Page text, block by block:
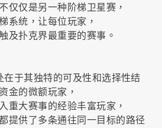
仅仅是另一种阶梯卫星赛，
系统，让每位玩家，
及扑克界最重要的赛事。
在于其独特的可及性和选择性结
金的微额玩家，
重大赛事的经验丰富玩家，
提供了多条通往同一目标的路径